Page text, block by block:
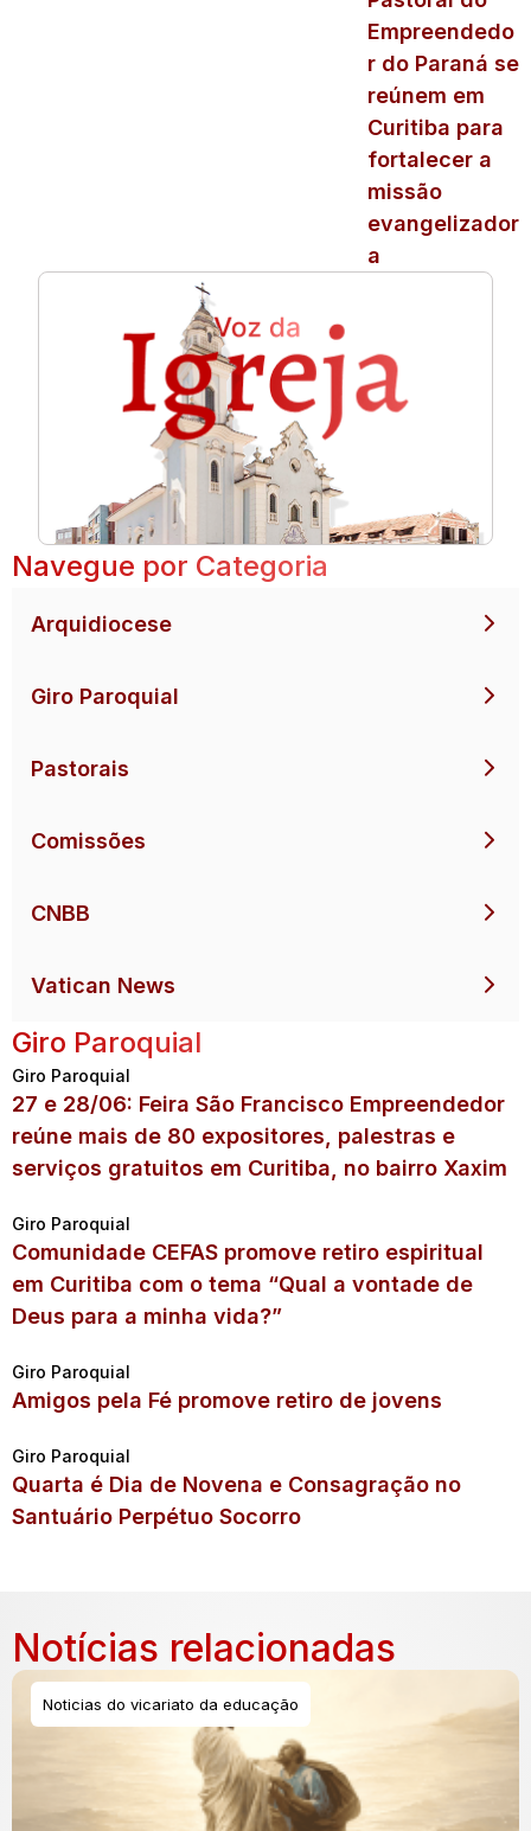
Empreendedo
r do Paraná se
reúnem em
Curitiba para
fortalecer a
missão
evangelizador
a
Navegue por Categoria
Arquidiocese
Giro Paroquial
Pastorais
Comissões
CNBB
Vatican News
Giro Paroquial
Giro Paroquial
27 e 28/06: Feira São Francisco Empreendedor
reúne mais de 80 expositores, palestras e
serviços gratuitos em Curitiba, no bairro Xaxim
Giro Paroquial
Comunidade CEFAS promove retiro espiritual
em Curitiba com o tema “Qual a vontade de
Deus para a minha vida?”
Giro Paroquial
Amigos pela Fé promove retiro de jovens
Giro Paroquial
Quarta é Dia de Novena e Consagração no
Santuário Perpétuo Socorro
Notícias relacionadas
Noticias do vicariato da educação